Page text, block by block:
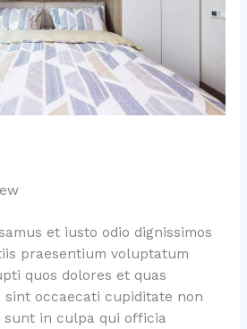
et iusto odio dignissimos
praesentium voluptatum
quos dolores et quas
sint occaecati cupiditate non
sunt in culpa qui officia